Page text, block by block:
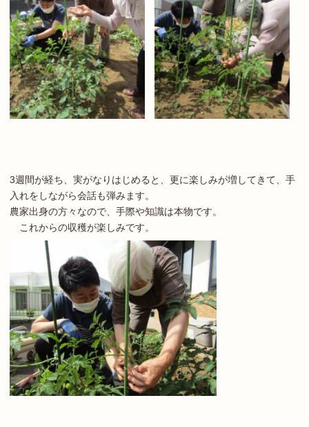
3週間が経ち、実がなりはじめると、更に楽しみが増してきて、手
入れをしながら会話も弾みます。
農家出身の方々なので、手際や知識は本物です。
これからの収穫が楽しみです。